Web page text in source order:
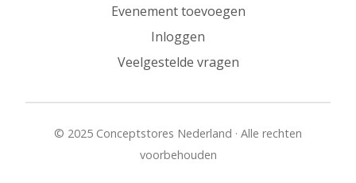
Evenement toevoegen
Inloggen
Veelgestelde vragen
© 2025 Conceptstores Nederland · Alle rechten
voorbehouden